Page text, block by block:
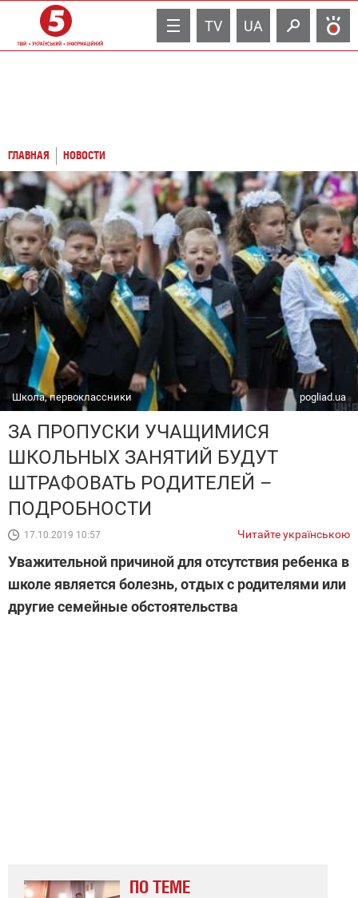
TV UA
ГЛАВНАЯ НОВОСТИ
Школа, первоклассники pogliad.ua
ЗА ПРОПУСКИ УЧАЩИМИСЯ
ШКОЛЬНЫХ ЗАНЯТИЙ БУДУТ
ШТРАФОВАТЬ РОДИТЕЛЕЙ –
ПОДРОБНОСТИ
17.10.2019 10:57 Читайте українською
Уважительной причиной для отсутствия ребенка в
школе является болезнь, отдых с родителями или
другие семейные обстоятельства
ПО ТЕМЕ